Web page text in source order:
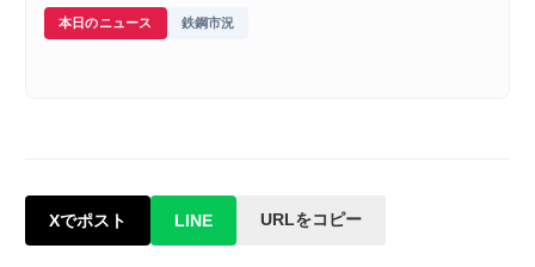
本日のニュース 鉄鋼市況
Xでポスト LINE URLをコピー